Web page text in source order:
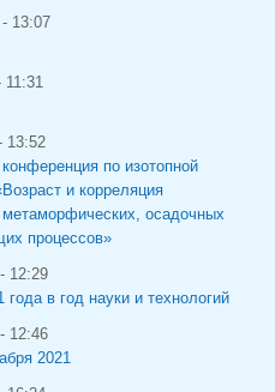
13:07
13:52
по изотопной
и корреляция
метаморфических, осадочных
процессов»
12:29
года в год науки и технологий
12:46
2021